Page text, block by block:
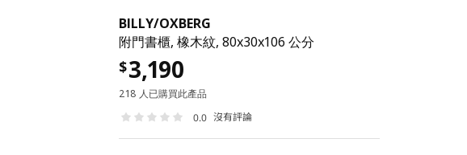
BILLY/OXBERG
附門書櫃, 橡木紋, 80x30x106 公分
$3,190
218 人已購買此產品
0.0 沒有評論